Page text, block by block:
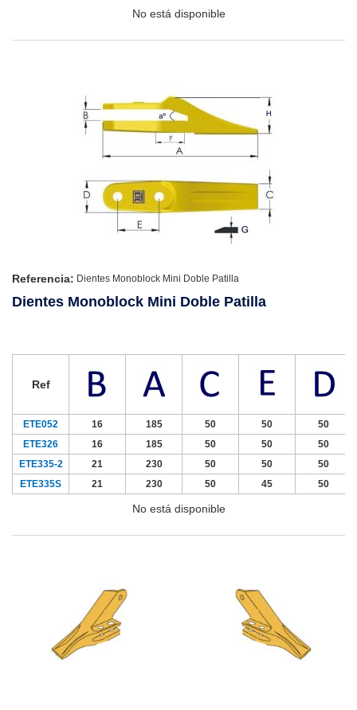
No está disponible
Referencia: Dientes Monoblock Mini Doble Patilla
Dientes Monoblock Mini Doble Patilla
Ref
ETE052 16 185 50 50
50
ETE326
16 185 50 50
50
ETE335-2
21 230 50 50
50
ETE335S
21 230 50 45 50
No está disponible